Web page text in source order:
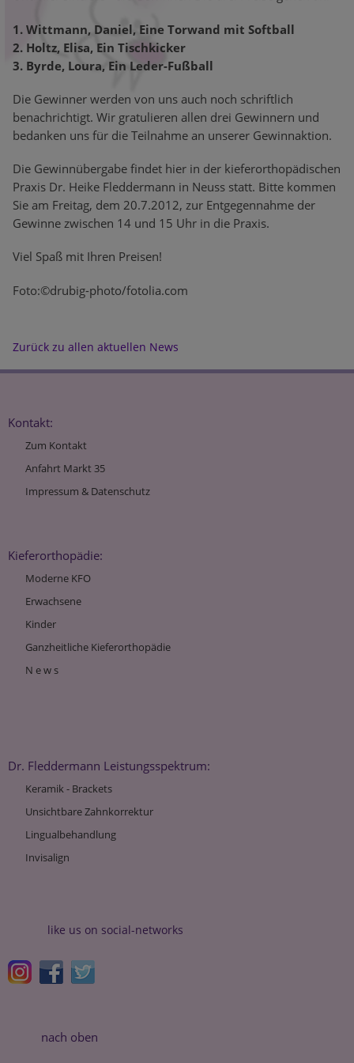
1. Wittmann, Daniel, Eine Torwand mit Softball
2. Holtz, Elisa, Ein Tischkicker
3. Byrde, Loura, Ein Leder-Fußball
Die Gewinner werden von uns auch noch schriftlich
benachrichtigt. Wir gratulieren allen drei Gewinnern und
bedanken uns für die Teilnahme an unserer Gewinnaktion.
Die Gewinnübergabe findet hier in der kieferorthopädischen
Praxis Dr. Heike Fleddermann in Neuss statt. Bitte kommen
Sie am Freitag, dem 20.7.2012, zur Entgegennahme der
Gewinne zwischen 14 und 15 Uhr in die Praxis.
Viel Spaß mit Ihren Preisen!
Foto:©drubig-photo/fotolia.com
Zurück zu allen aktuellen News
Kontakt:
Zum Kontakt
Anfahrt Markt 35
Impressum & Datenschutz
Kieferorthopädie:
Moderne KFO
Erwachsene
Kinder
Ganzheitliche Kieferorthopädie
N e w s
Dr. Fleddermann Leistungsspektrum:
Keramik - Brackets
Unsichtbare Zahnkorrektur
Lingualbehandlung
Invisalign
like us on social-networks
nach oben